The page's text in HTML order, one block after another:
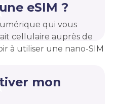
eSIM ?
qui vous
cellulaire auprès de
à utiliser une nano-SIM
mon